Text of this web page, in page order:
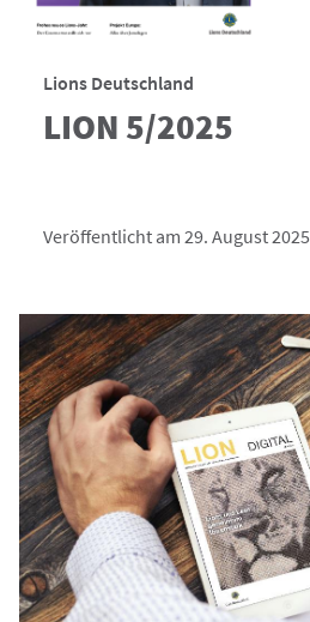
Lions Deutschland
LION 5/2025
Veröffentlicht am 29. August 2025